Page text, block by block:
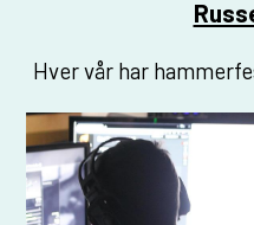
Hver vår har